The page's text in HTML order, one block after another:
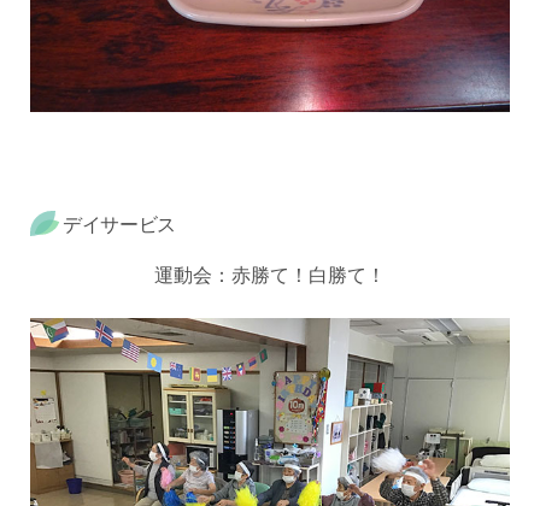
デイサービス
運動会：赤勝て！白勝て！